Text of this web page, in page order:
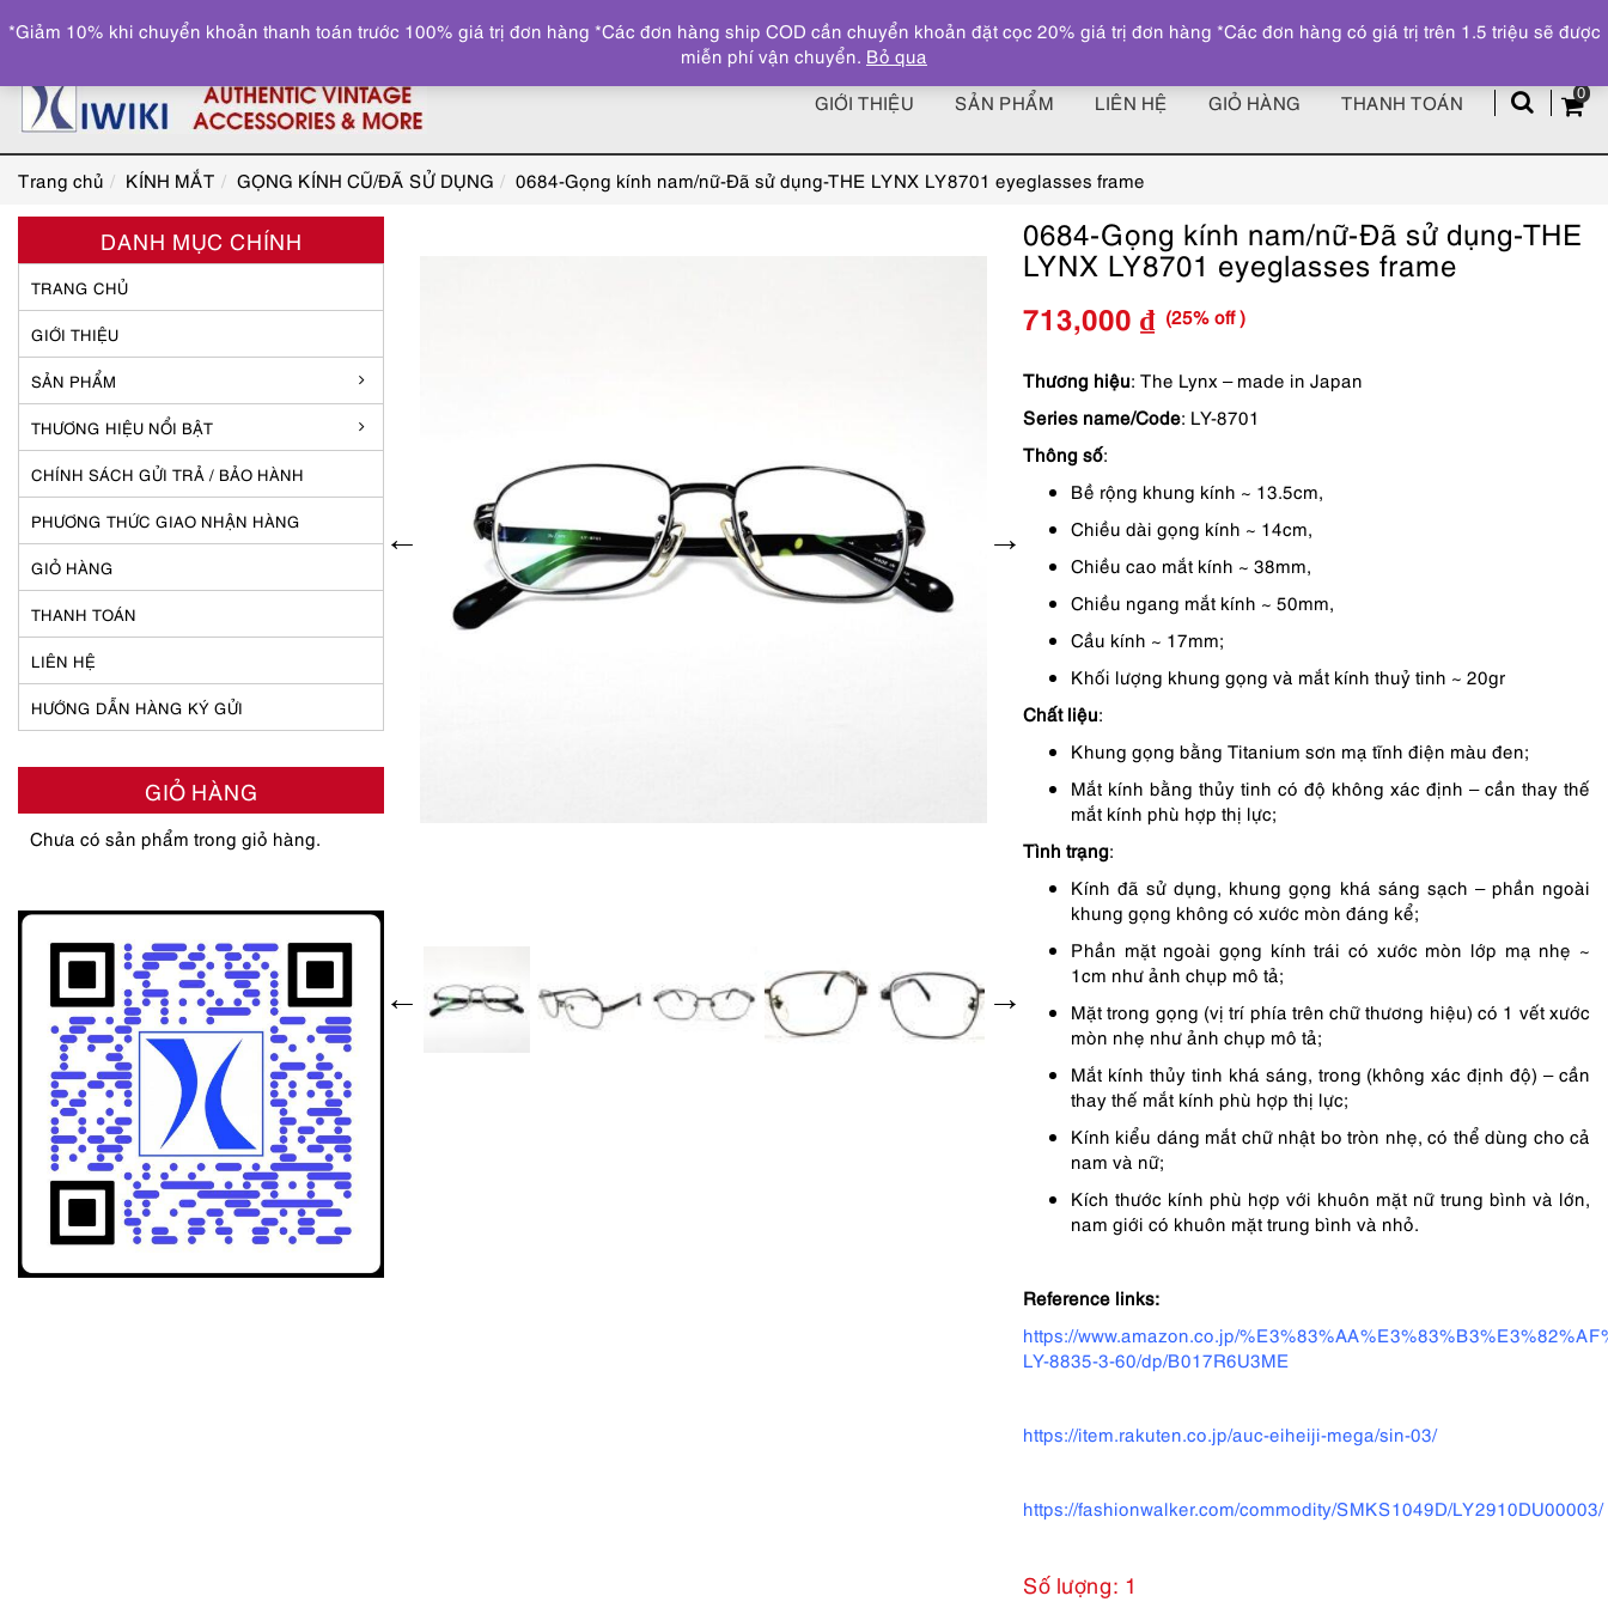
z
0
GIỚI THIỆU SẢN PHẨM LIÊN HỆ GIỎ HÀNG THANH TOÁN
Trang chủ KÍNH MẮT GỌNG KÍNH CŨ/ĐÃ SỬ DỤNG 0684-Gọng kính nam/nữ-Đã sử dụng-THE LYNX LY8701 eyeglasses frame
0684-Gọng kính nam/nữ-Đã sử dụng-THE
LYNX LY8701 eyeglasses frame
Giá
gốc
là:
713,000 ₫
Giá
hiện
tại
713,000 ₫.
(25% off )
Thương hiệu: The Lynx – made in Japan
Series name/Code: LY-8701
Thông số:
Bề rộng khung kính ~ 13.5cm,
Chiều dài gọng kính ~ 14cm,
Chiều cao mắt kính ~ 38mm,
Chiều ngang mắt kính ~ 50mm,
Cầu kính ~ 17mm;
Khối lượng khung gọng và mắt kính thuỷ tinh ~ 20gr
Chất liệu:
Khung gọng bằng Titanium sơn mạ tĩnh điện màu đen;
Mắt kính bằng thủy tinh có độ không xác định – cần thay thế
mắt kính phù hợp thị lực;
Tình trạng:
Kính đã sử dụng, khung gọng khá sáng sạch – phần ngoài
khung gọng không có xước mòn đáng kể;
Phần mặt ngoài gọng kính trái có xước mòn lớp mạ nhẹ ~
1cm như ảnh chụp mô tả;
Mặt trong gọng (vị trí phía trên chữ thương hiệu) có 1 vết xước
mòn nhẹ như ảnh chụp mô tả;
Mắt kính thủy tinh khá sáng, trong (không xác định độ) – cần
thay thế mắt kính phù hợp thị lực;
Kính kiểu dáng mắt chữ nhật bo tròn nhẹ, có thể dùng cho cả
nam và nữ;
Kích thước kính phù hợp với khuôn mặt nữ trung bình và lớn,
nam giới có khuôn mặt trung bình và nhỏ.
Reference links:
https://www.amazon.co.jp/
LY-8835-3-60/dp/B017R6U3ME
https://item.rakuten.co.jp/auc-eiheiji-mega/sin-03/
https://fashionwalker.com/commodity/SMKS1049D/LY2910DU00003/
Số lượng: 1
DANH MỤC CHÍNH
TRANG CHỦ
GIỚI THIỆU
SẢN PHẨM
THƯƠNG HIỆU NỔI BẬT
CHÍNH SÁCH GỬI TRẢ / BẢO HÀNH
PHƯƠNG THỨC GIAO NHẬN HÀNG
GIỎ HÀNG
THANH TOÁN
LIÊN HỆ
HƯỚNG DẪN HÀNG KÝ GỬI
GIỎ HÀNG
Chưa có sản phẩm trong giỏ hàng.
*Giảm 10% khi chuyển khoản thanh toán trước 100% giá trị đơn hàng *Các đơn hàng ship COD cần chuyển khoản đặt cọc 20% giá trị đơn hàng *Các đơn hàng có giá trị trên 1.5 triệu sẽ được
miễn phí vận chuyển. Bỏ qua